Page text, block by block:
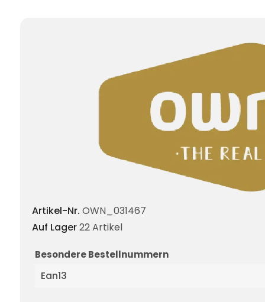
Artikel-Nr. OWN_031467
Auf Lager22 Artikel
Besondere Bestellnummern
Ean13